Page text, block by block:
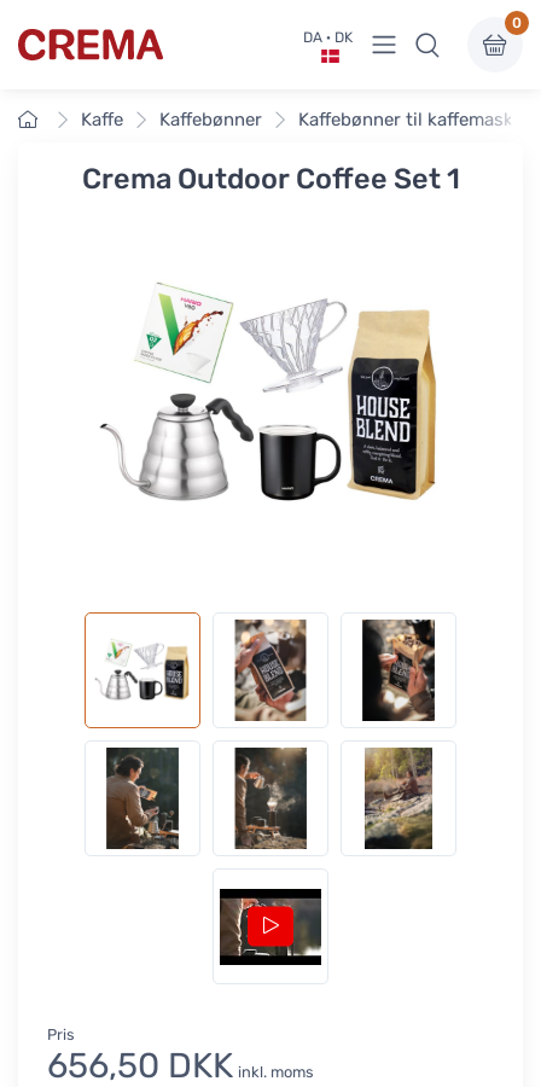
Crema DA · DK Vis undermenu
0
Forside
Kaffe Kaffebønner Kaffebønner til
Crema Outdoor Coffee Set 1
Pris
656,50 DKK inkl. moms